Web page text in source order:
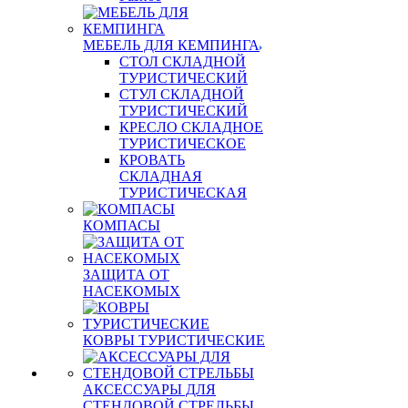
МЕБЕЛЬ ДЛЯ КЕМПИНГА
СТОЛ СКЛАДНОЙ
ТУРИСТИЧЕСКИЙ
СТУЛ СКЛАДНОЙ
ТУРИСТИЧЕСКИЙ
КРЕСЛО СКЛАДНОЕ
ТУРИСТИЧЕСКОЕ
КРОВАТЬ
СКЛАДНАЯ
ТУРИСТИЧЕСКАЯ
КОМПАСЫ
ЗАЩИТА ОТ
НАСЕКОМЫХ
КОВРЫ ТУРИСТИЧЕСКИЕ
АКСЕССУАРЫ ДЛЯ